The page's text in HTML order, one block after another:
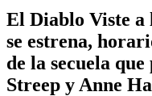
El Diablo Viste a
se estrena,
de la secuela
Streep y Anne